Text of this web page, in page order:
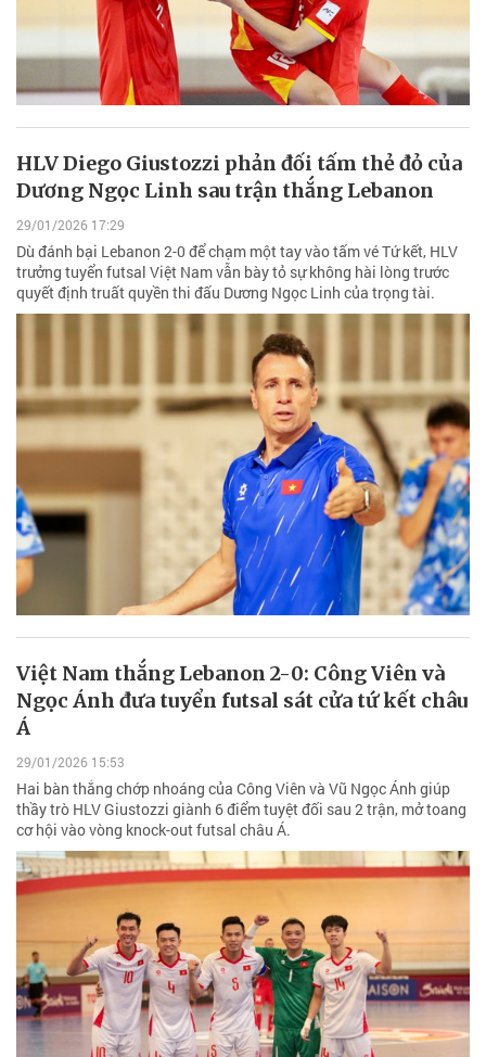
HLV Diego Giustozzi phản đối tấm thẻ đỏ của
Dương Ngọc Linh sau trận thắng Lebanon
29/01/2026 17:29
Dù đánh bại Lebanon 2-0 để chạm một tay vào tấm vé Tứ kết, HLV
trưởng tuyển futsal Việt Nam vẫn bày tỏ sự không hài lòng trước
quyết định truất quyền thi đấu Dương Ngọc Linh của trọng tài.
Việt Nam thắng Lebanon 2-0: Công Viên và
Ngọc Ánh đưa tuyển futsal sát cửa tứ kết châu
Á
29/01/2026 15:53
Hai bàn thắng chớp nhoáng của Công Viên và Vũ Ngọc Ánh giúp
thầy trò HLV Giustozzi giành 6 điểm tuyệt đối sau 2 trận, mở toang
cơ hội vào vòng knock-out futsal châu Á.